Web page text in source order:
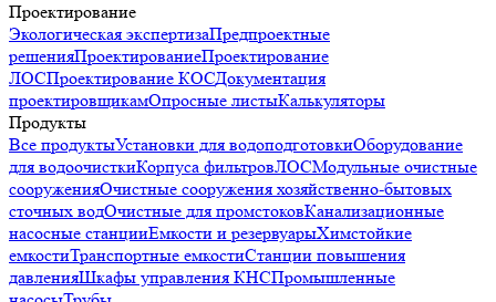
Проектирование
Экологическая экспертизаПредпроектные
решенияПроектированиеПроектирование
ЛОСПроектирование КОСДокументация
проектировщикамОпросные листыКалькуляторы
Продукты
Все продуктыУстановки для водоподготовкиОборудование
для водоочисткиКорпуса фильтровЛОСМодульные очистные
сооруженияОчистные сооружения хозяйственно-бытовых
сточных водОчистные для промстоковКанализационные
насосные станцииЕмкости и резервуарыХимстойкие
емкостиТранспортные емкостиСтанции повышения
давленияШкафы управления КНСПромышленные